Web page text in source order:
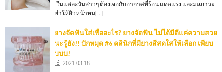
ในแต่ละวันสาวๆ ต้องเจอกับอากาศที่ร้อน แดดแรง และมลภาวะ
ทำให้ผิวหน้าหม[…]
ยางจัดฟันใส่เพื่ออะไร? ยางจัดฟัน ไม่ได้มีดีแค่ความสวย
นะรู้ยัง!! ปักหมุด #6 คลินิกที่มียางสีสดใสให้เลือก เพียบ
บบบ!
2021.03.18